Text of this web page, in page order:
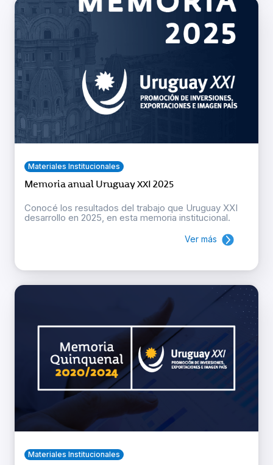
Materiales Institucionales
Memoria anual Uruguay XXI 2025
Conocé los resultados del trabajo que Uruguay XXI
desarrollo en 2025, en esta memoria institucional.
Ver más
Materiales Institucionales